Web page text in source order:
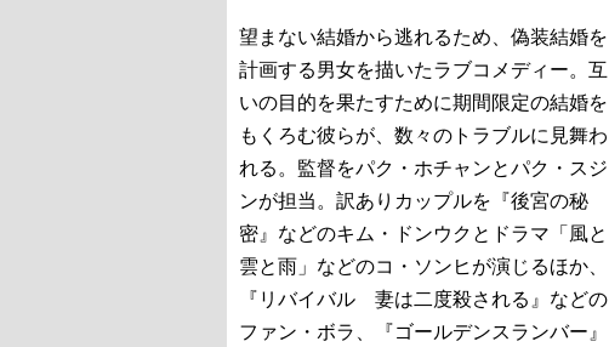
望まない結婚から逃れるため、偽装結婚を
計画する男女を描いたラブコメディー。互
いの目的を果たすために期間限定の結婚を
もくろむ彼らが、数々のトラブルに見舞わ
れる。監督をパク・ホチャンとパク・スジ
ンが担当。訳ありカップルを『後宮の秘
密』などのキム・ドンウクとドラマ「風と
雲と雨」などのコ・ソンヒが演じるほか、
『リバイバル 妻は二度殺される』などの
ファン・ボラ、『ゴールデンスランバー』